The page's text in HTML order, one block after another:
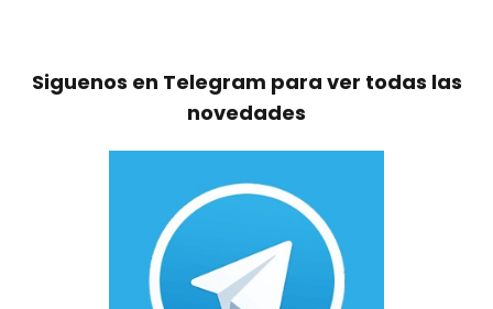
Siguenos en Telegram para ver todas las
novedades